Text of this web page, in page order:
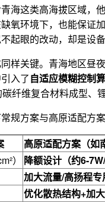
海这类高海拔区域，
氧环境下，也能保证
起眼的改动，却是设
样关键。青海地区
入了自适应模糊控制
维复合材料成型、
规方案与高原适配方
高原适配方案（如
）
降额设计（约6-7W/
加大流量/高扬程专
优化散热结构+加